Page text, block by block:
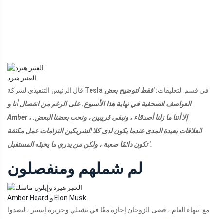
العنبر هيرد
قال الرئيس التنفيذي لشركة Tesla في قسم التعليقات:'فقط لتوضيح بعض
العواصف الصحفية في نهاية هذا الأسبوع. على الرغم من انفصال أنا و
Amber ، إلا أننا ما زلنا أصدقاء ، ونبقى قريبين ، ونحب بعضنا البعض.
العلاقات بعيدة المدى عندما يكون لدى كلا الشريكين التزامات عمل مكثفة
تكون دائمًا صعبة ، ولكن من يدري ما يخبئه المستقبل '.
لم شملهم ومنفصلون
Amber Heard و Elon Musk
مع انتهاء العام ، قضى الزوجان إجازة معًا في تشيلي وجزيرة إيستر ، ليعيدوا